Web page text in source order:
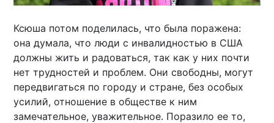
Ксюша потом поделилась, что была поражена:
она думала, что люди с инвалидностью в США
должны жить и радоваться, так как у них почти
нет трудностей и проблем. Они свободны, могут
передвигаться по городу и стране, без особых
усилий, отношение в обществе к ним
замечательное, уважительное. Поразило ее то,